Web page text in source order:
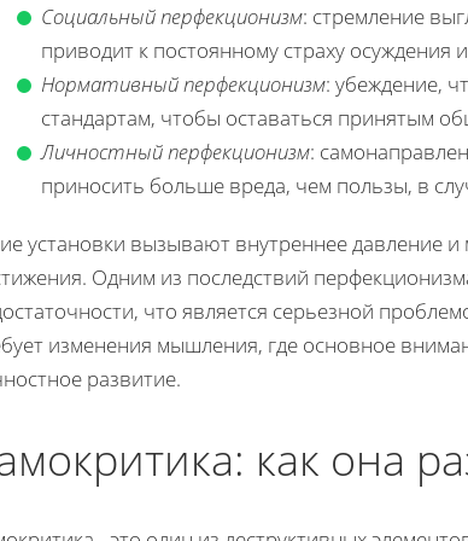
Социальный перфекционизм: стремление
приводит к постоянному страху осуждения
Нормативный перфекционизм: убеждение,
стандартам, чтобы оставаться принятым
Личностный перфекционизм:
приносить больше вреда, чем пользы, в
установки вызывают внутреннее давление
Одним из последствий
что является серьезной
изменения мышления, где основное
развитие.
как она